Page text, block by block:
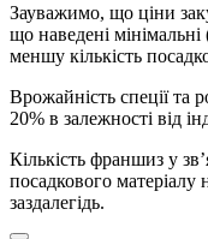
Зауважимо, що ціни
що наведені
меншу кількість
Врожайність спеції
20% в залежності від
Кількість франшиз у
посадкового
заздалегідь.